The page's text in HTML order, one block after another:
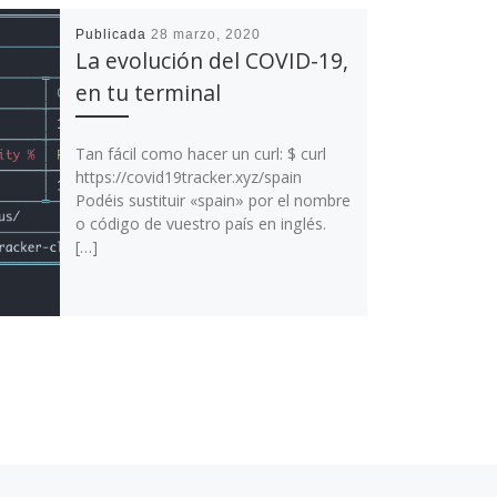
Publicada 28 marzo, 2020
La evolución del COVID-19,
en tu terminal
Tan fácil como hacer un curl: $ curl
https://covid19tracker.xyz/spain
Podéis sustituir «spain» por el nombre
o código de vuestro país en inglés.
[…]